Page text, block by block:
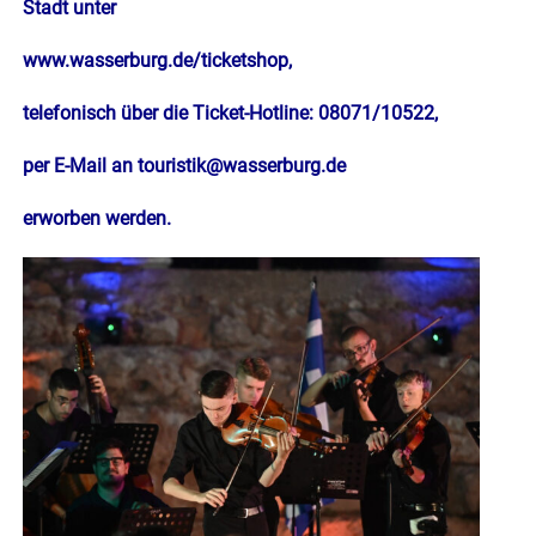
Stadt unter
www.wasserburg.de/ticketshop,
telefonisch über die Ticket-Hotline: 08071/10522,
per E-Mail an touristik@wasserburg.de
erworben werden.